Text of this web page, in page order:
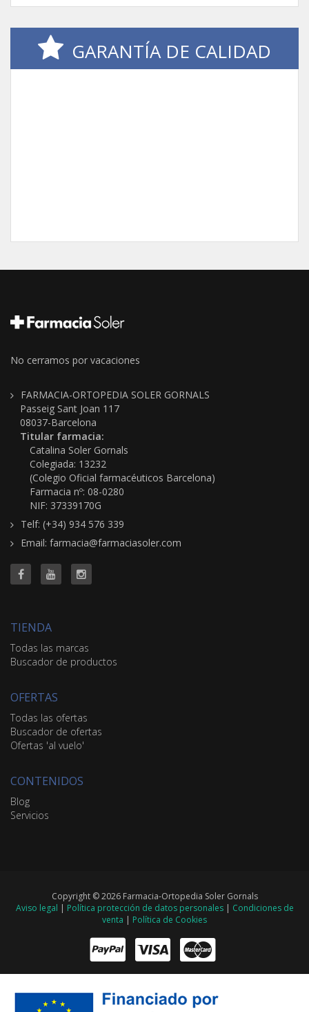
GARANTÍA DE CALIDAD
No cerramos por vacaciones
FARMACIA-ORTOPEDIA SOLER GORNALS
Passeig Sant Joan 117
08037-Barcelona
Titular farmacia:
Catalina Soler Gornals
Colegiada: 13232
(Colegio Oficial farmacéuticos Barcelona)
Farmacia nº: 08-0280
NIF: 37339170G
Telf: (+34) 934 576 339
Email: farmacia@farmaciasoler.com
TIENDA
Todas las marcas
Buscador de productos
OFERTAS
Todas las ofertas
Buscador de ofertas
Ofertas 'al vuelo'
CONTENIDOS
Blog
Servicios
Copyright © 2026 Farmacia-Ortopedia Soler Gornals
Aviso legal | Política protección de datos personales| Condiciones de
venta | Política de Cookies